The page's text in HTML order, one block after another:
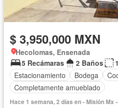
$ 3,950,000 MXN
Hecolomas, Ensenada
5 Recámaras
2 Baños
Estacionamiento
Bodega
Completamente amueblado
Hace 1 semana, 2 días en - Misión Mx